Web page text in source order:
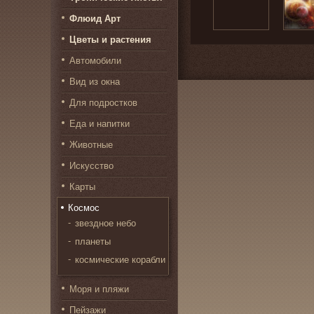
Флюид Арт
Цветы и растения
Автомобили
Вид из окна
Для подростков
Еда и напитки
Животные
Искусство
Карты
Космос
звездное небо
планеты
космические корабли
Моря и пляжи
Пейзажи